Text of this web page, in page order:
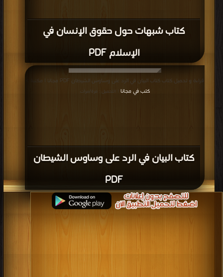
كتاب شبهات حول حقوق الإنسان في
الإسلام PDF
كتاب البيان في الرد على وساوس الشيطان
PDF
قراءة و تحميل كتاب كتاب البيان في الرد على وساوس الشيطان PDF مجانا | مكتبة >
كتب في مجانا | التحميل : مرة/مرات